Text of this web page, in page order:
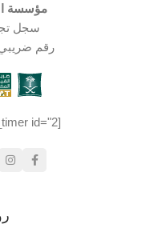
حالة ممتازة
اليابان
مؤسسة
سجل تجاري:
رقم ضريبي:
[elfsight_countdown_timer id="2"]